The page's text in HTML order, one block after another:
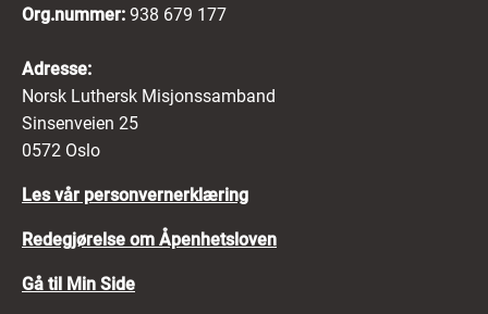
Org.nummer: 938 679 177
Adresse:
Norsk Luthersk Misjonssamband
Sinsenveien 25
0572 Oslo
Les vår personvernerklæring
Redegjørelse om Åpenhetsloven
Gå til Min Side